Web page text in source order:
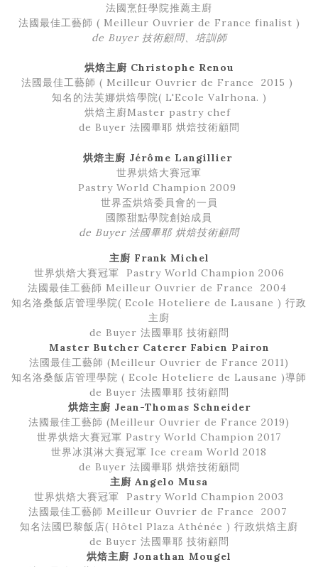
法國烹飪學院推薦主廚
法國最佳工藝師 ( Meilleur Ouvrier de France finalist )
de Buyer 技術顧問、培訓師
烘焙主廚 Christophe Renou
法國最佳工藝師 ( Meilleur Ouvrier de France 2015 )
知名的法芙娜烘焙學院( L'Ecole Valrhona. )
烘焙主廚Master pastry chef
de Buyer 法國畢耶 烘焙技術顧問
烘焙主廚 Jérôme Langillier
世界烘焙大賽冠軍
Pastry World Champion 2009
世界盃烘焙委員會的一員
國際甜點學院創始成員
de Buyer 法國畢耶 烘焙技術顧問
主廚 Frank Michel
世界烘焙大賽冠軍 Pastry World Champion 2006
法國最佳工藝師 Meilleur Ouvrier de France 2004
知名洛桑飯店管理學院( Ecole Hoteliere de Lausane ) 行政
主廚
de Buyer 法國畢耶 技術顧問
Master Butcher Caterer Fabien Pairon
法國最佳工藝師 (Meilleur Ouvrier de France 2011)
知名洛桑飯店管理學院 ( Ecole Hoteliere de Lausane )導師
de Buyer 法國畢耶 技術顧問
烘焙主廚 Jean-Thomas Schneider
法國最佳工藝師 (Meilleur Ouvrier de France 2019)
世界烘焙大賽冠軍 Pastry World Champion 2017
世界冰淇淋大賽冠軍 Ice cream World 2018
de Buyer 法國畢耶 烘焙技術顧問
主廚 Angelo Musa
世界烘焙大賽冠軍 Pastry World Champion 2003
法國最佳工藝師 Meilleur Ouvrier de France 2007
知名法國巴黎飯店( Hôtel Plaza Athénée ) 行政烘焙主廚
de Buyer 法國畢耶 技術顧問
烘焙主廚 Jonathan Mougel